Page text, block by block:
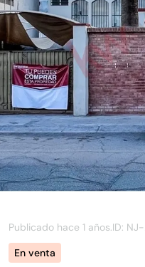
Publicado hace 1 años.ID: NJ-
En venta